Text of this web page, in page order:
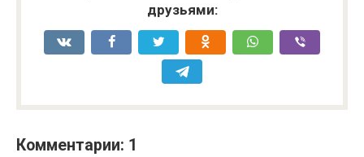
друзьями:
Комментарии: 1